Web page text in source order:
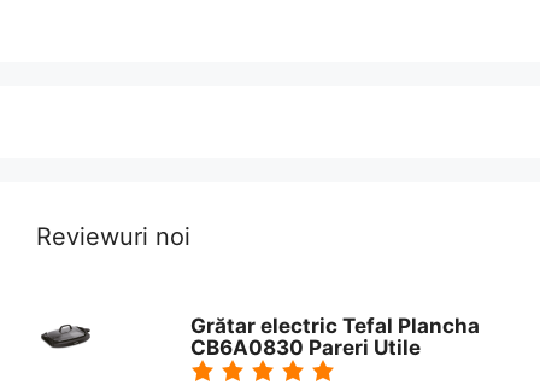
Reviewuri noi
Grătar electric Tefal Plancha
CB6A0830 Pareri Utile